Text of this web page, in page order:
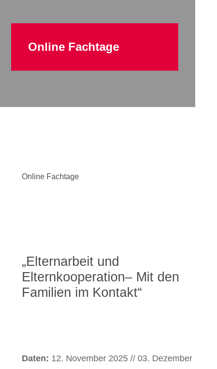
Online Fachtage
Online Fachtage
„Elternarbeit und
Elternkooperation– Mit den
Familien im Kontakt“
Daten: 12. November 2025 // 03. Dezember